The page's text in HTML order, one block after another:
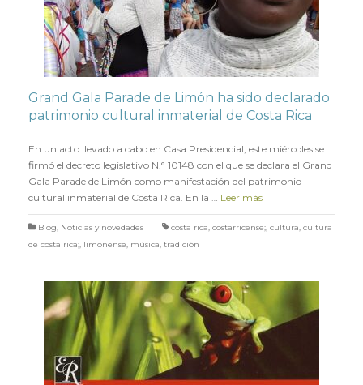
Grand Gala Parade de Limón ha sido declarado
patrimonio cultural inmaterial de Costa Rica
En un acto llevado a cabo en Casa Presidencial, este miércoles se
firmó el decreto legislativo N.° 10148 con el que se declara el Grand
Gala Parade de Limón como manifestación del patrimonio
cultural inmaterial de Costa Rica. En la … Leer más
Blog, Noticias y novedades costa rica, costarricense;, cultura, cultura
de costa rica;, limonense, música, tradición